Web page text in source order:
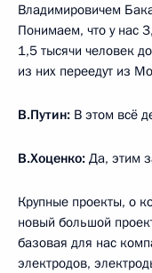
Владимировичем
Понимаем, что у нас
1,5 тысячи человек
из них переедут из
В.Путин: В этом всё
В.Хоценко: Да, этим
Крупные проекты, о
новый большой
базовая для нас
электродов,